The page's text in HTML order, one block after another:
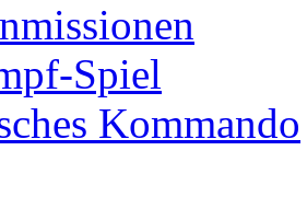
Spiel
Kommando